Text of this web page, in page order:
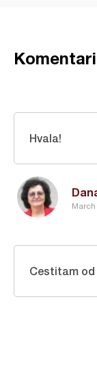
Komentari
Hvala!
Cestitam od